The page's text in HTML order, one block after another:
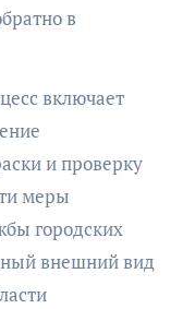
в
включает
и проверку
меры
городских
внешний вид